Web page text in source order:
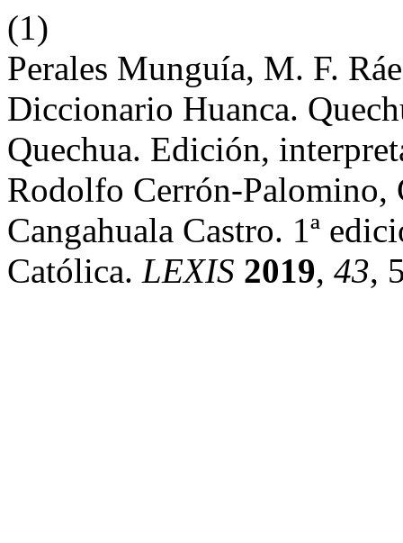
(1)
Perales Munguía, M. F.
Diccionario Huanca.
Quechua. Edición,
Rodolfo Cerrón-Palomino,
Cangahuala Castro. 1ª
Católica. LEXIS 2019, 43,